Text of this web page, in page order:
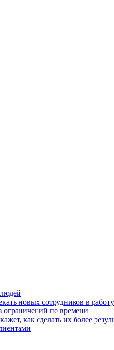
новых сотрудников в работу
ограничений по времени
как сделать их более